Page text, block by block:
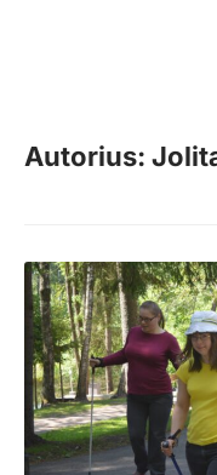
Autorius: